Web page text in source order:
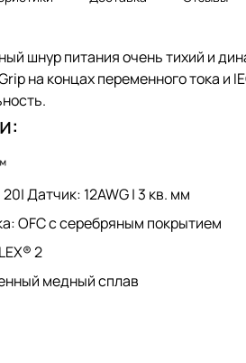
шнур питания очень тихий и
на концах переменного тока и
Датчик: 12AWG | 3 кв. мм
OFC с серебряным покрытием
2
медный сплав